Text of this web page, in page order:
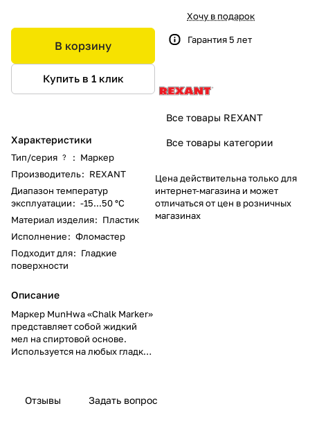
В корзину
Купить в 1 клик
Характеристики
Тип/серия ? : Маркер
Производитель: REXANT
Диапазон температур
эксплуатации: -15...50 °C
Материал изделия: Пластик
Исполнение: Фломастер
Подходит для: Гладкие
поверхности
Описание
Маркер MunHwa «Chalk Marker»
представляет собой жидкий
мел на спиртовой основе.
Используется на любых гладких
Меловой маркер не крошится,
Хочу в подарок
Гарантия 5 лет
Все товары REXANT
Все товары категории
Цена действительна только для
интернет-магазина и может
отличаться от цен в розничных
магазинах
Отзывы Задать вопрос